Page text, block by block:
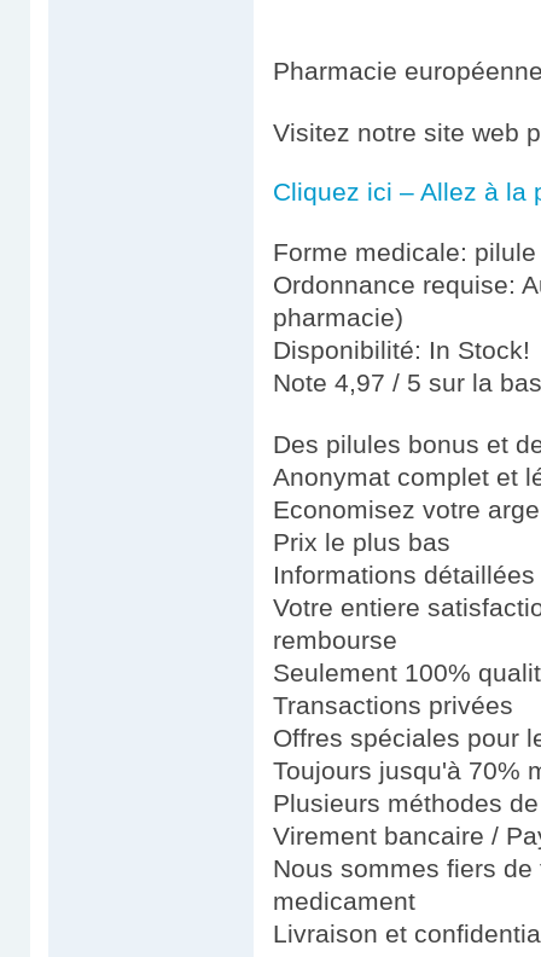
Pharmacie
Visitez notre site web
Cliquez ici – Allez à la
Forme medicale: pilule
Ordonnance requise:
pharmacie)
Disponibilité: In Stock!
Note 4,97 / 5 sur la
Des pilules bonus et
Anonymat complet et
Economisez votre
Prix le plus bas
Informations
Votre entiere
rembourse
Seulement 100%
Transactions privées
Offres spéciales pour
Toujours jusqu'à 70%
Plusieurs méthodes
Virement bancaire /
Nous sommes fiers
medicament
Livraison et